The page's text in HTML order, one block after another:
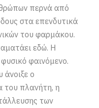
περνά από
στα επενδυτικά
του φαρμάκου.
εδώ. Η
φυσικό φαινόμενο.
άνοιξε ο
του πλανήτη, η
των